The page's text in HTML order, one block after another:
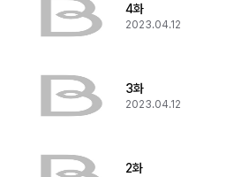
4화
2023.04.12
3화
2023.04.12
2화